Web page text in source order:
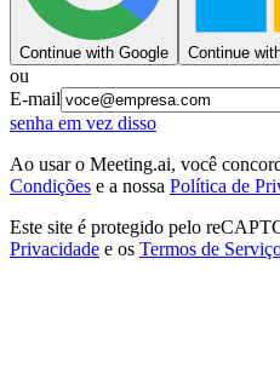
Continue with Google Continue
ou
E-mail
senha em vez disso
Ao usar o Meeting.ai, você
Condições e a nossa Política de
Este site é protegido pelo
Privacidade e os Termos de